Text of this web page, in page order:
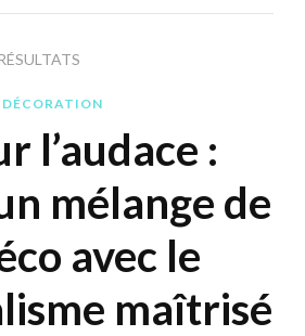
DÉCORATION
l’audace :
mélange de
avec le
maîtrisé